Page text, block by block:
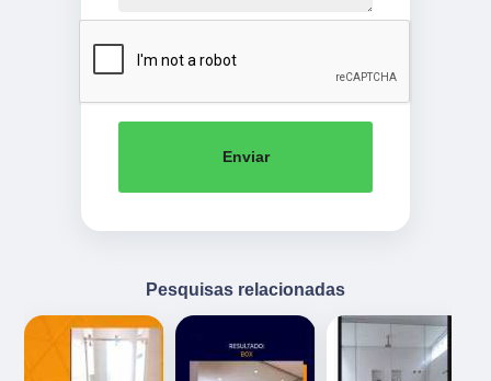
Enviar
Pesquisas relacionadas